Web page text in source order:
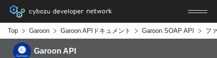
Top Garoon Garoon APIドキュメント Garoon SOAP API フ
Garoon API